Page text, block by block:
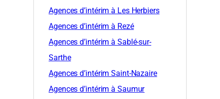
Agences d’intérim à Les Herbiers
Agences d’intérim à Rezé
Agences d’intérim à Sablé-sur-
Sarthe
Agences d’intérim Saint-Nazaire
Agences d’intérim à Saumur